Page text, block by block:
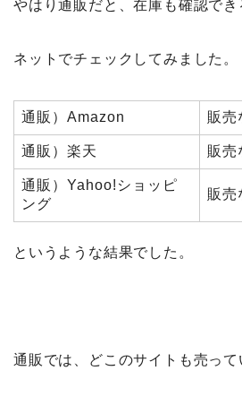
やはり通販だと、在庫も確認でき
ネットでチェックしてみました。
通販）Amazon 販売
通販）楽天 販売
通販）Yahoo!ショッピ
ング
販売
というような結果でした。
通販では、どこのサイトも売って